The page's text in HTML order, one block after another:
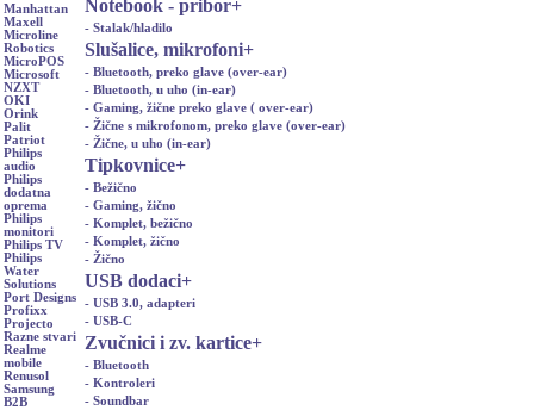
Manhattan
Maxell
Microline
Robotics
MicroPOS
Microsoft
NZXT
OKI
Orink
Palit
Patriot
Philips
audio
Philips
dodatna
oprema
Philips
monitori
Philips TV
Philips
Water
Solutions
Port Designs
Profixx
Projecto
Razne stvari
Realme
mobile
Renusol
Samsung
B2B
Notebook - pribor+
- Stalak/hladilo
Slušalice, mikrofoni+
- Bluetooth, preko glave (over-ear)
- Bluetooth, u uho (in-ear)
- Gaming, žične preko glave ( over-ear)
- Žične s mikrofonom, preko glave (over-ear)
- Žične, u uho (in-ear)
Tipkovnice+
- Bežično
- Gaming, žično
- Komplet, bežično
- Komplet, žično
- Žično
USB dodaci+
- USB 3.0, adapteri
- USB-C
Zvučnici i zv. kartice+
- Bluetooth
- Kontroleri
- Soundbar